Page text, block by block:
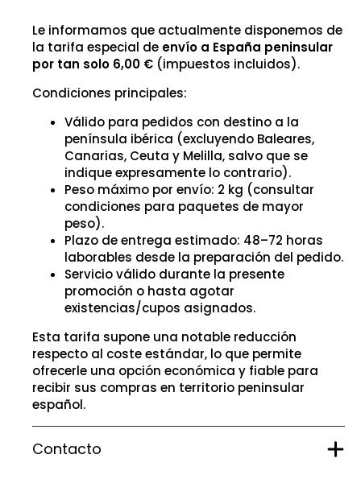
Le informamos que actualmente disponemos de
la tarifa especial de envío a España peninsular
por tan solo 6,00 € (impuestos incluidos).
Condiciones principales:
Válido para pedidos con destino a la
península ibérica (excluyendo Baleares,
Canarias, Ceuta y Melilla, salvo que se
indique expresamente lo contrario).
Peso máximo por envío: 2 kg (consultar
condiciones para paquetes de mayor
peso).
Plazo de entrega estimado: 48–72 horas
laborables desde la preparación del pedido.
Servicio válido durante la presente
promoción o hasta agotar
existencias/cupos asignados.
Esta tarifa supone una notable reducción
respecto al coste estándar, lo que permite
ofrecerle una opción económica y fiable para
recibir sus compras en territorio peninsular
español.
Contacto